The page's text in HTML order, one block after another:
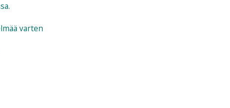
varten